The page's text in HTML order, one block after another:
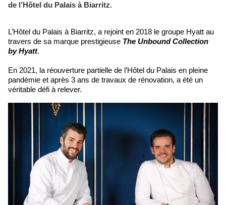
de l’Hôtel du Palais à Biarritz.
L’Hôtel du Palais à Biarritz, a rejoint en 2018 le groupe Hyatt au
travers de sa marque prestigieuse The Unbound Collection
by Hyatt.
En 2021, la réouverture partielle de l’Hôtel du Palais en pleine
pandémie et après 3 ans de travaux de rénovation, a été un
véritable défi à relever.